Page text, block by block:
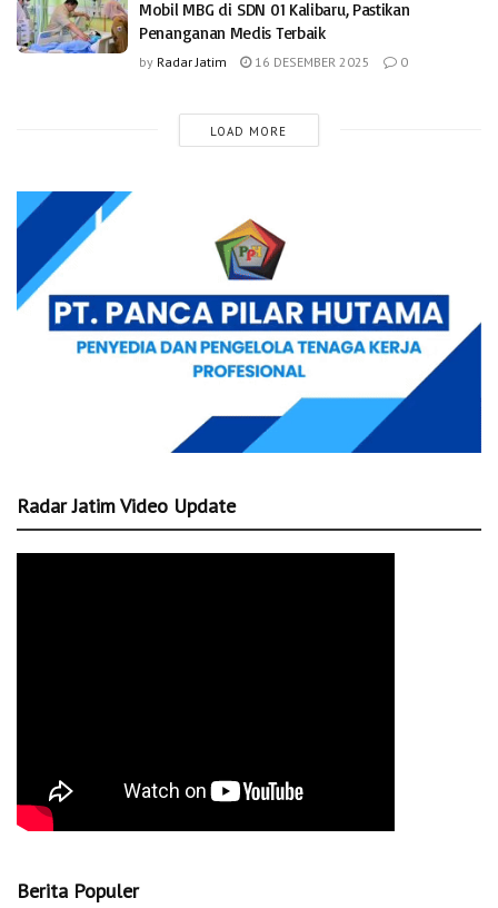
Mobil MBG di SDN 01 Kalibaru, Pastikan
Penanganan Medis Terbaik
by Radar Jatim 16 DESEMBER 2025 0
LOAD MORE
Radar Jatim Video Update
Berita Populer